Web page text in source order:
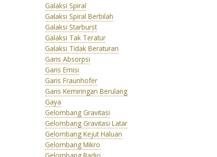
Galaksi Spiral
Galaksi Spiral Berbilah
Galaksi Starburst
Galaksi Tak Teratur
Galaksi Tidak Beraturan
Garis Absorpsi
Garis Emisi
Garis Fraunhofer
Garis Kemiringan Berulang
Gaya
Gelombang Gravitasi
Gelombang Gravitasi Latar
Gelombang Kejut Haluan
Gelombang Mikro
Gelombang Radio